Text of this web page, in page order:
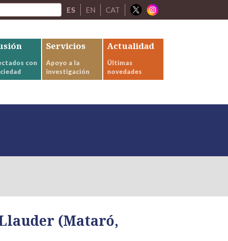
ES EN CAT
con
Servicios
Apoyo a la
investigación
Actualidad
Últimas
novedades
(Mataró,